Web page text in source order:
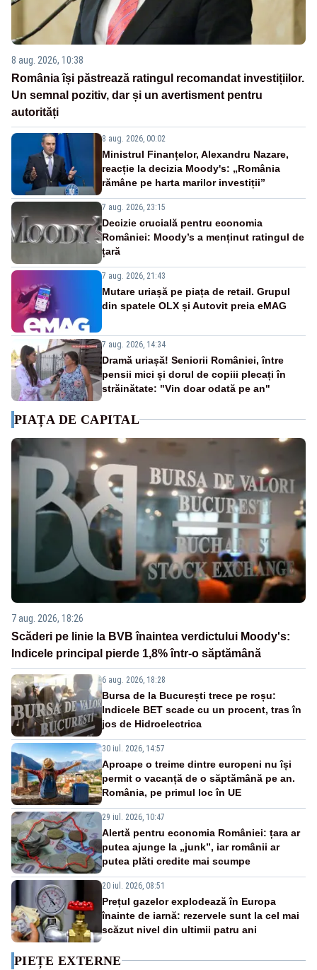
8 aug. 2026, 10:38
România își păstrează ratingul recomandat investițiilor.
Un semnal pozitiv, dar și un avertisment pentru
autorități
8 aug. 2026, 00:02
Ministrul Finanțelor, Alexandru Nazare,
reacție la decizia Moody's: „România
rămâne pe harta marilor investiții”
7 aug. 2026, 23:15
Decizie crucială pentru economia
României: Moody’s a menținut ratingul de
țară
7 aug. 2026, 21:43
Mutare uriașă pe piața de retail. Grupul
din spatele OLX și Autovit preia eMAG
7 aug. 2026, 14:34
Dramă uriașă! Seniorii României, între
pensii mici și dorul de copiii plecați în
străinătate: "Vin doar odată pe an"
PIAȚA DE CAPITAL
7 aug. 2026, 18:26
Scăderi pe linie la BVB înaintea verdictului Moody's:
Indicele principal pierde 1,8% într-o săptămână
6 aug. 2026, 18:28
Bursa de la București trece pe roșu:
Indicele BET scade cu un procent, tras în
jos de Hidroelectrica
30 iul. 2026, 14:57
Aproape o treime dintre europeni nu își
permit o vacanță de o săptămână pe an.
România, pe primul loc în UE
29 iul. 2026, 10:47
Alertă pentru economia României: țara ar
putea ajunge la „junk”, iar românii ar
putea plăti credite mai scumpe
20 iul. 2026, 08:51
Prețul gazelor explodează în Europa
înainte de iarnă: rezervele sunt la cel mai
scăzut nivel din ultimii patru ani
PIEȚE EXTERNE